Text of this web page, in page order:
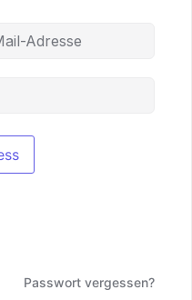
Passwort vergessen?